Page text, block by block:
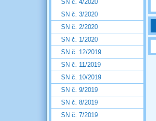
SN č. 4/2020
SN č. 3/2020
SN č. 2/2020
SN č. 1/2020
SN č. 12/2019
SN č. 11/2019
SN č. 10/2019
SN č. 9/2019
SN č. 8/2019
SN č. 7/2019